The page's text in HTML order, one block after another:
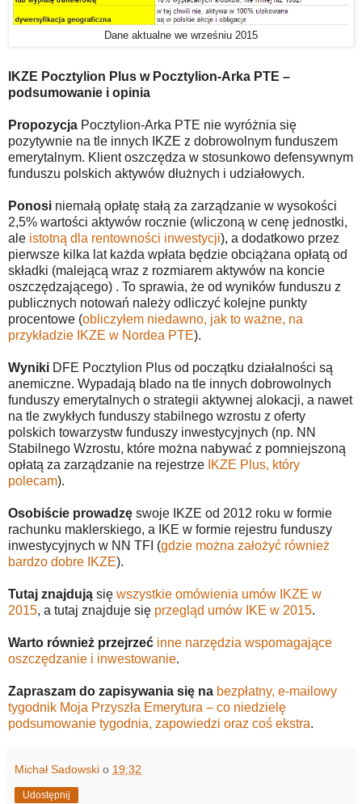
Dane aktualne we wrześniu 2015
IKZE Pocztylion Plus w Pocztylion-Arka PTE –
podsumowanie i opinia
Propozycja Pocztylion-Arka PTE nie wyróżnia się
pozytywnie na tle innych IKZE z dobrowolnym funduszem
emerytalnym. Klient oszczędza w stosunkowo defensywnym
funduszu polskich aktywów dłużnych i udziałowych.
Ponosi niemałą opłatę stałą za zarządzanie w wysokości
2,5% wartości aktywów rocznie (wliczoną w cenę jednostki,
ale istotną dla rentowności inwestycji), a dodatkowo przez
pierwsze kilka lat każda wpłata będzie obciążana opłatą od
składki (malejącą wraz z rozmiarem aktywów na koncie
oszczędzającego) . To sprawia, że od wyników funduszu z
publicznych notowań należy odliczyć kolejne punkty
procentowe (obliczyłem niedawno, jak to ważne, na
przykładzie IKZE w Nordea PTE).
Wyniki DFE Pocztylion Plus od początku działalności są
anemiczne. Wypadają blado na tle innych dobrowolnych
funduszy emerytalnych o strategii aktywnej alokacji, a nawet
na tle zwykłych funduszy stabilnego wzrostu z oferty
polskich towarzystw funduszy inwestycyjnych (np. NN
Stabilnego Wzrostu, które można nabywać z pomniejszoną
opłatą za zarządzanie na rejestrze IKZE Plus, który
polecam).
Osobiście prowadzę swoje IKZE od 2012 roku w formie
rachunku maklerskiego, a IKE w formie rejestru funduszy
inwestycyjnych w NN TFI (gdzie można założyć również
bardzo dobre IKZE).
Tutaj znajdują się wszystkie omówienia umów IKZE w
2015, a tutaj znajduje się przegląd umów IKE w 2015.
Warto również przejrzeć inne narzędzia wspomagające
oszczędzanie i inwestowanie.
Zapraszam do zapisywania się na bezpłatny, e-mailowy
tygodnik Moja Przyszła Emerytura – co niedzielę
podsumowanie tygodnia, zapowiedzi oraz coś ekstra.
Michał Sadowski o 19:32
Udostępnij